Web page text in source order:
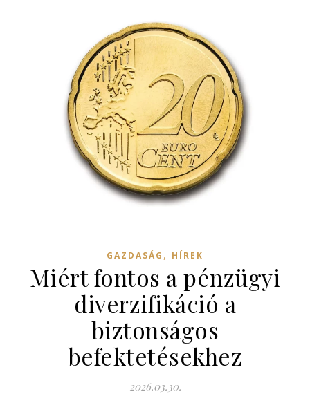
GAZDASÁG , HÍREK
Miért fontos a pénzügyi
diverzifikáció a
biztonságos
befektetésekhez
2026.03.30.